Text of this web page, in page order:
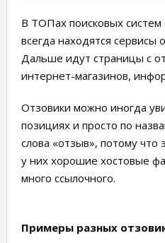
В ТОПах поисковых систем
всегда находятся сервисы
Дальше идут страницы с
интернет-магазинов,
Отзовики можно иногда
позициях и просто по
слова «отзыв», потому
у них хорошие хостовые
много ссылочного.
Примеры разных